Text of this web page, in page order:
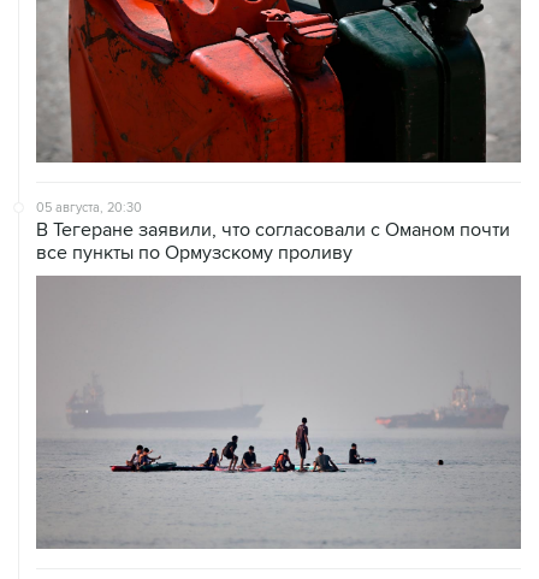
05 августа, 20:30
В Тегеране заявили, что согласовали с Оманом почти
все пункты по Ормузскому проливу